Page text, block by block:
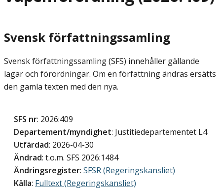
Svensk författningssamling
Svensk författningssamling (SFS) innehåller gällande
lagar och förordningar. Om en författning ändras ersätts
den gamla texten med den nya.
SFS nr: 2026:409
Departement/myndighet: Justitiedepartementet L4
Utfärdad: 2026-04-30
Ändrad: t.o.m. SFS 2026:1484
Ändringsregister: SFSR (Regeringskansliet)
Källa: Fulltext (Regeringskansliet)